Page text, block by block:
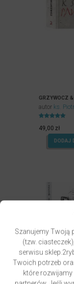
Szanujemy Twoją
(tzw.
serwisu
Twoich potrzeb
które
GRZYWOCZ
autor ks.
5.00
na 5.
49,00 zł
DODAJ